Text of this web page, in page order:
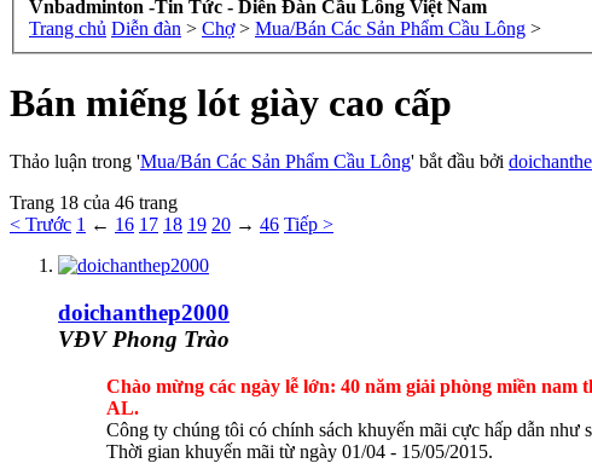
Vnbadminton -Tin Tức - Diễn Đàn Cầu Lông Việt Nam
Trang chủ Diễn đàn > Chợ > Mua/Bán Các Sản Phẩm Cầu Lông >
Bán miếng lót giày cao cấp
Thảo luận trong 'Mua/Bán Các Sản Phẩm Cầu Lông' bắt đầu bởi
Trang 18 của 46 trang
< Trước 1 ← 16 17 18 19 20 → 46 Tiếp >
doichanthep2000
VĐV Phong Trào
Chào mừng các ngày lễ lớn: 40 năm giải phòng miền nam
AL.
Công ty chúng tôi có chính sách khuyến mãi cực hấp dẫn như
Thời gian khuyến mãi từ ngày 01/04 - 15/05/2015.